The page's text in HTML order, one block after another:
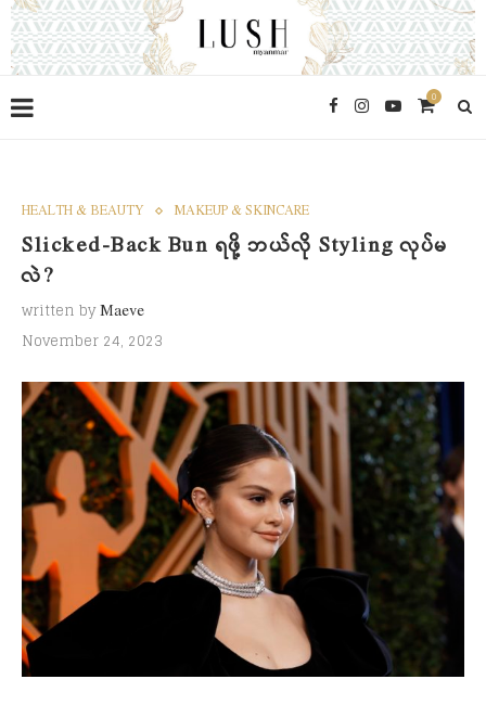
0
HEALTH & BEAUTY MAKEUP & SKINCARE
Slicked-Back Bun ရဖို့ ဘယ်လို Styling လုပ်မ
လဲ?
written byMaeve
November 24, 2023